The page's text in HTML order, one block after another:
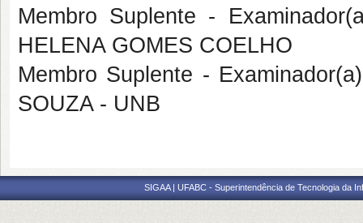
Membro Suplente -
HELENA GOMES COELHO
Membro Suplente -
SOUZA - UNB
SIGAA | UFABC - Superintendência de Tecnologia da